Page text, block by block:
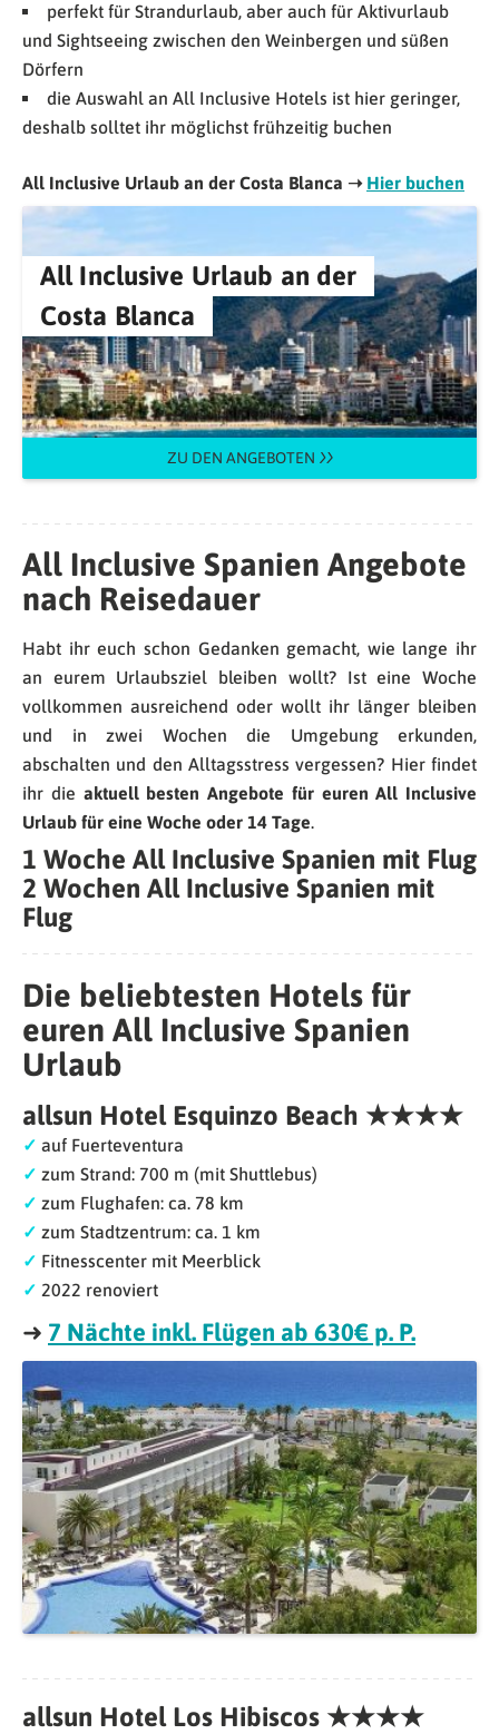
perfekt für Strandurlaub, aber auch für Aktivurlaub
und Sightseeing zwischen den Weinbergen und süßen
Dörfern
die Auswahl an All Inclusive Hotels ist hier geringer,
deshalb solltet ihr möglichst frühzeitig buchen
All Inclusive Urlaub an der Costa Blanca ➝ Hier buchen
All Inclusive Urlaub an der
Costa Blanca
ZU DEN ANGEBOTEN
All Inclusive Spanien Angebote
nach Reisedauer
Habt ihr euch schon Gedanken gemacht, wie lange ihr
an eurem Urlaubsziel bleiben wollt? Ist eine Woche
vollkommen ausreichend oder wollt ihr länger bleiben
und in zwei Wochen die Umgebung erkunden,
abschalten und den Alltagsstress vergessen? Hier findet
ihr die aktuell besten Angebote für euren All Inclusive
Urlaub für eine Woche oder 14 Tage.
1 Woche All Inclusive Spanien mit Flug
2 Wochen All Inclusive Spanien mit
Flug
Die beliebtesten Hotels für
euren All Inclusive Spanien
Urlaub
allsun Hotel Esquinzo Beach ★★★★
✓ auf Fuerteventura
✓ zum Strand: 700 m (mit Shuttlebus)
✓ zum Flughafen: ca. 78 km
✓ zum Stadtzentrum: ca. 1 km
✓ Fitnesscenter mit Meerblick
✓ 2022 renoviert
➜ 7 Nächte inkl. Flügen ab 630€ p. P.
allsun Hotel Los Hibiscos ★★★★